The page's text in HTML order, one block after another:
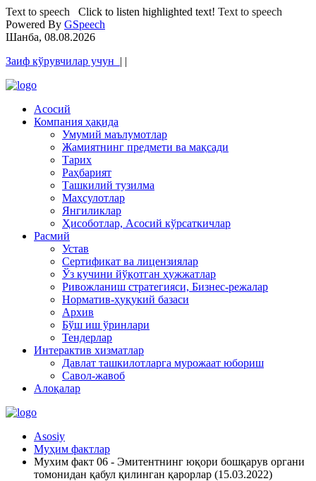
Text to speech Click to listen highlighted text! Text to speech
Powered By GSpeech
Шанба, 08.08.2026
Заиф кўрувчилар учун | |
Асосий
Компания ҳақида
Умумий маълумотлар
Жамиятнинг предмети ва мақсади
Тарих
Раҳбарият
Ташкилий тузилма
Маҳсулотлар
Янгиликлар
Ҳисоботлар, Асосий кўрсаткичлар
Расмий
Устав
Сертификат ва лицензиялар
Ўз кучини йўқотган ҳужжатлар
Ривожланиш стратегияси, Бизнес-режалар
Норматив-ҳуқукий базаси
Архив
Бўш иш ўринлари
Тендерлар
Интерактив хизматлар
Давлат ташкилотларга мурожаат юбориш
Савол-жавоб
Алоқалар
Asosiy
Муҳим фактлар
Мухим факт 06 - Эмитентнинг юқори бошқарув органи
томонидан қабул қилинган қарорлар (15.03.2022)